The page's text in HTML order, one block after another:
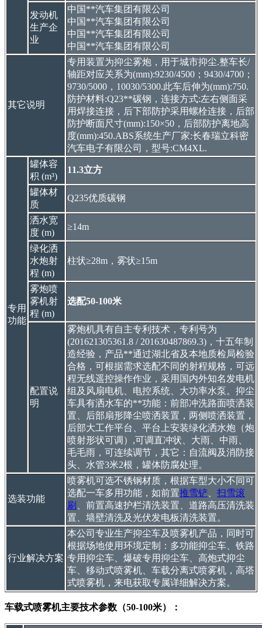
发动机
生产企
业
中国**汽车集团有限公司
中国**汽车集团有限公司
中国**汽车集团有限公司
中国**汽车集团有限公司
其它说明
专用装置为抑尘雾炮，用于城市抑尘.整车长/
轴距对应关系为(mm):9230/4500；9430/4700；
9730/5000，10030/5300.此车后伸为(mm):750.
防护材料:Q23**碳钢，连接方式:左右侧面采
用焊接连接，后下部防护采用螺栓连接，后部
防护断面尺寸(mm):150×50，后部防护离地高
度(mm):450.ABS系统生产厂家:长春瑞立科密
汽车电子有限公司，型号:CM4XL.
专用
功能
罐体容
积 (m³)
11.3立方
罐体材
质
Q235优质碳钢
洒水宽
度 (m)
≥14m
绿化洒
水炮射
程 (m)
柱状≥28m，雾状≥15m
雾炮喷
雾机射
程 (m)
选配50-100米
配置说
明
雾炮机具有自主专利技术，专利号为
(201621305361.8 / 201630487869.3)，十五年制
造经验，产品**通过湖北省及本地质检局检验
合格，可根据需求选配不同的射程规格，可远
程无线遥控操作作业，采用国内外知名发电机
组及风扇电机、电控系统、大功率水泵。抑尘
车具有洒水车的**功能：前部冲洗路面喷洒装
置、后部扇形降尘喷洒装置，两侧喷洒装置，
后部大工作平台、平台上安装绿化洒水炮（炮
喷射形状可调）,可调直冲状、大雨、中雨、
毛毛雨，可连续调节，其它：自流阀及消防接
头、水管3米2根，罐体防腐处理。
选装功能
喷雾机可选不锈钢材质，根据车型大小不同可
选配一车多用功能，如前置推雪铲
扫雪滚
刷
、前置高速护栏清洗装置、道路高压清洗装
置、墙壁清洗及光伏发电板清洗装置。
行业解决方案
本公司专业生产抑尘车及喷雾机产品，同时可
根据场地使用环境定制：多功能抑尘车、铁路
专用抑尘车、爆破专用抑尘车、高炮式抑尘
车、移动式喷雾机、车载分离式喷雾机，高塔
式喷雾机，来电获取专属详细解决方案。
车载式喷雾机主要技术参数（50-100米）：